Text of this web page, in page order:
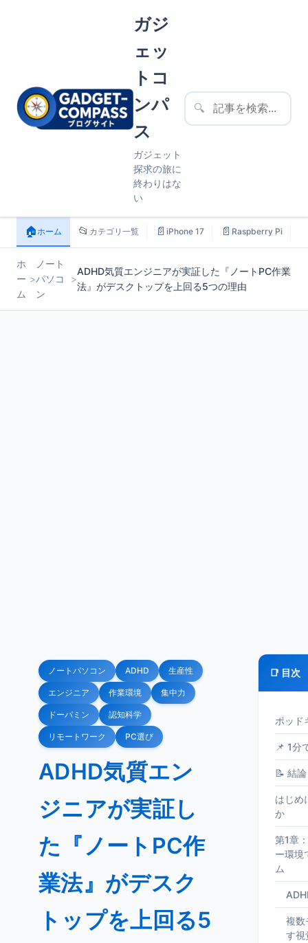
ガジ
ェッ
トコ
ンパ
ス
ガジェット
探求の旅に
終わりはな
い
🔍
🏠ホーム 📂 カテゴリ一覧 📄 iPhone 17 📄 Raspberry Pi
ホ
ー
ム
>
ノート
パソコ
ン
>
ADHD気質エンジニアが実証した『ノートPC作業
法』がデスクトップを上回る5つの理由
ノートパソコン ADHD 生産性
エンジニア 作業環境 集中力
ドーパミン 認知科学
リモートワーク PC選び
ADHD気質エン
ジニアが実証し
た『ノートPC作
業法』がデスク
トップを上回る5
📑 目次
ポッド
📌 1分
📝 結論
はじめ
か
第1章
ー環境
ム
複数
す視